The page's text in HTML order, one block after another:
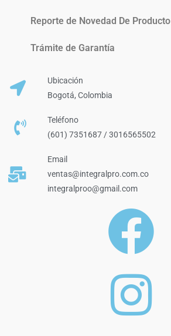
Reporte de Novedad De Producto
Trámite de Garantía
Ubicación
Bogotá, Colombia
Teléfono
(601) 7351687 / 3016565502
Email
ventas@integralpro.com.co
integralproo@gmail.com